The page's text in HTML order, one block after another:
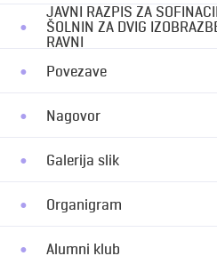
JAVNI RAZPIS ZA
ŠOLNIN ZA DVIG
RAVNI
Povezave
Nagovor
Galerija slik
Organigram
Alumni klub